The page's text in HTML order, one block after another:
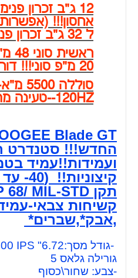
אחסון!!!
ל 32 ג"ב זכרון פנימי)
20 מ"פ סוני!!! דור 5!!!
120HZ--טעינה מהירה 18W
החדש!!! סטנדרט
ועמידות!!עמיד
קיצוניות!! (40- עד 80+)*
קשיחות צבאי-
,אבק*,שברים*
גורילה גלאס 5
-צבע: שחור\כסוף